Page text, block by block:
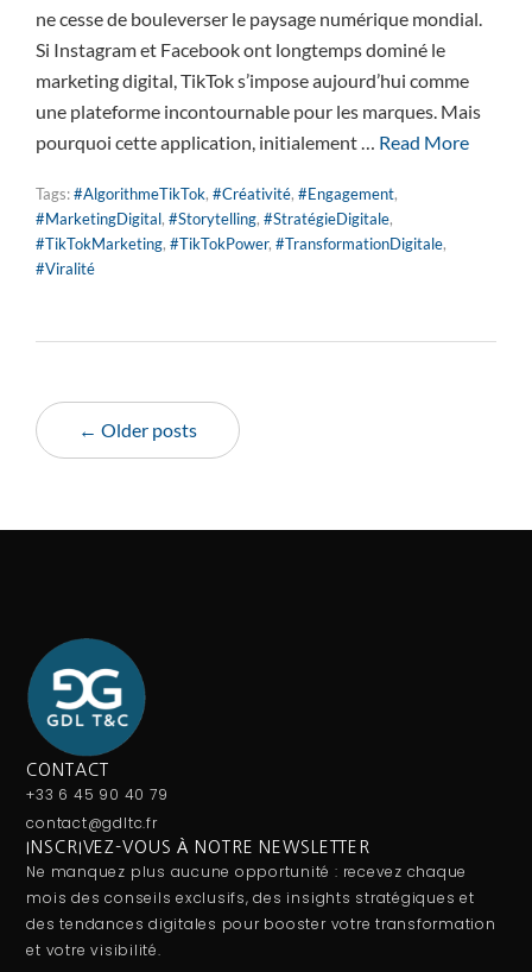
ne cesse de bouleverser le paysage numérique mondial.
Si Instagram et Facebook ont longtemps dominé le
marketing digital, TikTok s’impose aujourd’hui comme
une plateforme incontournable pour les marques. Mais
pourquoi cette application, initialement … Read More
Tags:#AlgorithmeTikTok, #Créativité, #Engagement,
#MarketingDigital, #Storytelling, #StratégieDigitale,
#TikTokMarketing, #TikTokPower, #TransformationDigitale,
#Viralité
← Older posts
CONTACT
+33 6 45 90 40 79
contact@gdltc.fr
INSCRIVEZ-VOUS À NOTRE NEWSLETTER
Ne manquez plus aucune opportunité : recevez chaque
mois des conseils exclusifs, des insights stratégiques et
des tendances digitales pour booster votre transformation
et votre visibilité.